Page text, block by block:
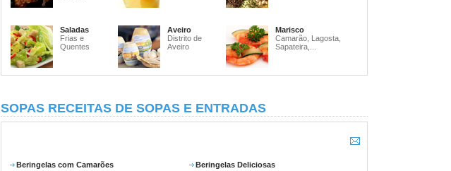
Saladas
Frias e
Quentes
Aveiro
Distrito de
Aveiro
Marisco
Camarão, Lagosta,
Sapateira,...
SOPAS RECEITAS DE SOPAS E ENTRADAS
Beringelas com Camarões Beringelas Deliciosas